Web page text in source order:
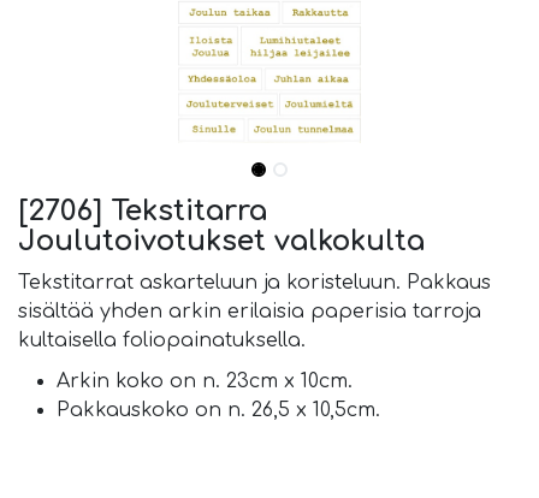
[2706] Tekstitarra
Joulutoivotukset valkokulta
Tekstitarrat askarteluun ja koristeluun. Pakkaus
sisältää yhden arkin erilaisia paperisia tarroja
kultaisella foliopainatuksella.
Arkin koko on n. 23cm x 10cm.
Pakkauskoko on n. 26,5 x 10,5cm.